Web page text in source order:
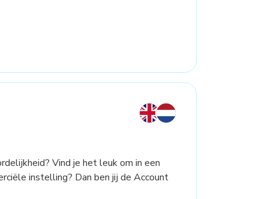
Vind je het leuk om in een
instelling? Dan ben jij de Account